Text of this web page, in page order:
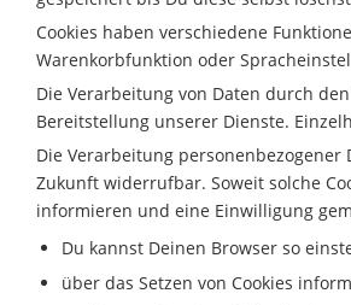
Cookies haben verschiedene
Warenkorbfunktion oder
Die Verarbeitung von Daten durch
Bereitstellung unserer Dienste.
Die Verarbeitung
Zukunft widerrufbar. Soweit solche
informieren und eine Einwilligung
Du kannst Deinen Browser so
über das Setzen von Cookies